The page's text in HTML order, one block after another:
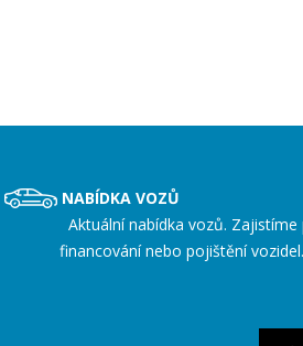
NABÍDKA VOZŮ
Aktuální nabídka vozů. Zajistíme
financování nebo pojištění vozidel.